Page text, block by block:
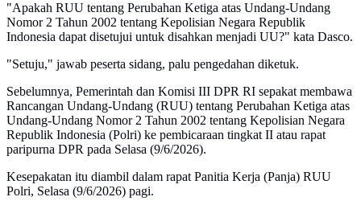
"Apakah RUU tentang Perubahan Ketiga atas Undang-Undang
Nomor 2 Tahun 2002 tentang Kepolisian Negara Republik
Indonesia dapat disetujui untuk disahkan menjadi UU?" kata Dasco.
"Setuju," jawab peserta sidang, palu pengedahan diketuk.
Sebelumnya, Pemerintah dan Komisi III DPR RI sepakat membawa
Rancangan Undang-Undang (RUU) tentang Perubahan Ketiga atas
Undang-Undang Nomor 2 Tahun 2002 tentang Kepolisian Negara
Republik Indonesia (Polri) ke pembicaraan tingkat II atau rapat
paripurna DPR pada Selasa (9/6/2026).
Kesepakatan itu diambil dalam rapat Panitia Kerja (Panja) RUU
Polri, Selasa (9/6/2026) pagi.